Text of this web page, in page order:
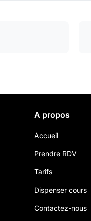
A propos
Accueil
Prendre RDV
Tarifs
Dispenser cours
Contactez-nous